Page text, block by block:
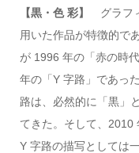
【黒・色 彩】
グラフ
用いた作品が特徴的で
が 1996 年の「赤の時
年の「Y 字路」であっ
路は、必然的に「黒」
てきた。そして、2010
Y 字路の描写としては